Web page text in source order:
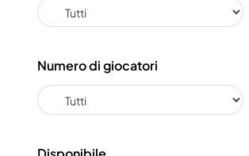
Numero di giocatori